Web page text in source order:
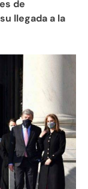
de
llegada a la